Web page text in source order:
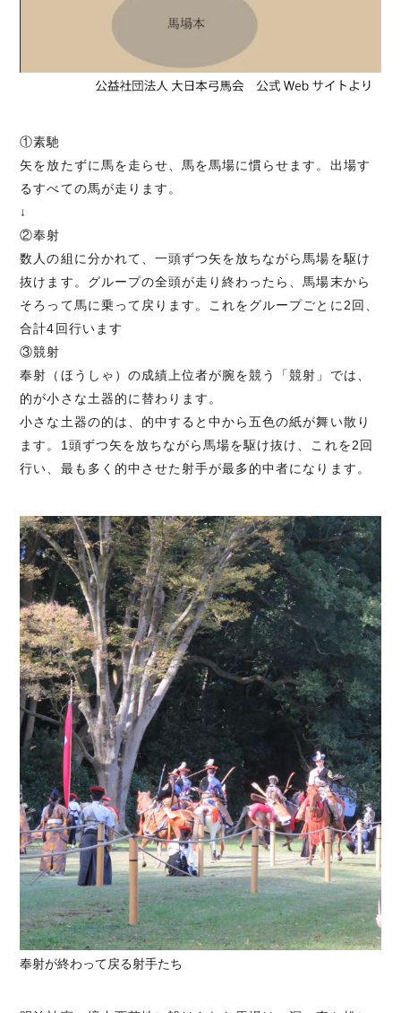
①素馳
矢を放たずに馬を走らせ、馬を馬場に慣らせます。出場す
るすべての馬が走ります。
↓
②奉射
数人の組に分かれて、一頭ずつ矢を放ちながら馬場を駆け
抜けます。グループの全頭が走り終わったら、馬場末から
そろって馬に乗って戻ります。これをグループごとに2回、
合計4回行います
③競射
奉射（ほうしゃ）の成績上位者が腕を競う「競射」では、
的が小さな土器的に替わります。
小さな土器の的は、的中すると中から五色の紙が舞い散り
ます。1頭ずつ矢を放ちながら馬場を駆け抜け、これを2回
行い、最も多く的中させた射手が最多的中者になります。
奉射が終わって戻る射手たち